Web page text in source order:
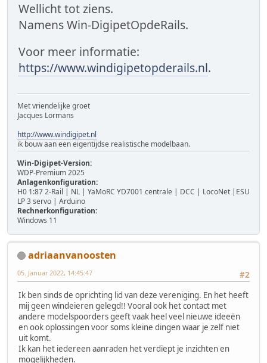
Wellicht tot ziens.
Namens Win-DigipetOpdeRails.
Voor meer informatie:
https://www.windigipetopderails.nl.
Met vriendelijke groet
Jacques Lormans
http://www.windigipet.nl
ik bouw aan een eigentijdse realistische modelbaan.
Win-Digipet-Version:
WDP-Premium 2025
Anlagenkonfiguration:
H0 1:87 2-Rail | NL | YaMoRC YD7001 centrale | DCC | LocoNet |ESU
LP 3 servo | Arduino
Rechnerkonfiguration:
Windows 11
adriaanvanoosten
#2
05. Januar 2022, 14:45:47
Ik ben sinds de oprichting lid van deze vereniging. En het heeft
mij geen windeieren gelegd!! Vooral ook het contact met
andere modelspoorders geeft vaak heel veel nieuwe ideeën
en ook oplossingen voor soms kleine dingen waar je zelf niet
uit komt.
Ik kan het iedereen aanraden het verdiept je inzichten en
mogelijkheden.